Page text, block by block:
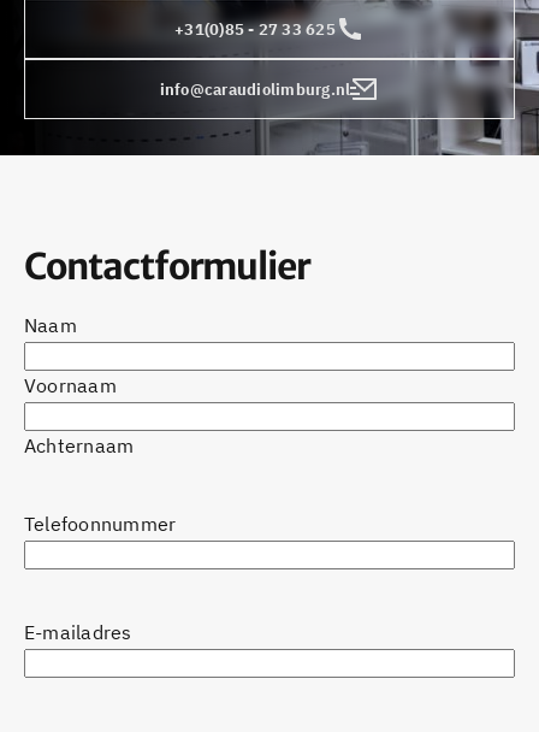
+31(0)85 - 27 33 625
info@caraudiolimburg.nl
Contactformulier
Naam
Voornaam
Achternaam
Telefoonnummer
E-mailadres